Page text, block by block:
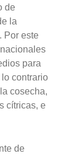
de
la
Por este
para
contrario
cosecha,
cítricas, e
de